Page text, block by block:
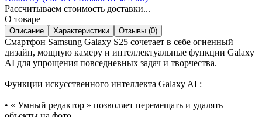
Рассчитываем стоимость доставки...
О товаре
Описание Характеристики Отзывы (0)
Смартфон Samsung Galaxy S25 сочетает в себе огненный
дизайн, мощную камеру и интеллектуальные функции Galaxy
AI для упрощения повседневных задач и творчества.
Функции искусственного интеллекта Galaxy AI :
• « Умный редактор » позволяет перемещать и удалять